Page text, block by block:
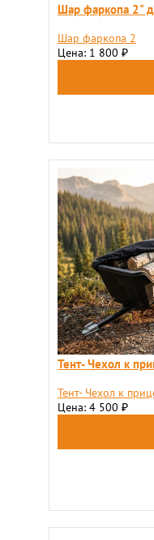
Шар фаркопа 2"
Шар фаркопа 2
Цена: 1 800 ₽
Тент- Чехол к
Тент- Чехол к
Цена: 4 500 ₽